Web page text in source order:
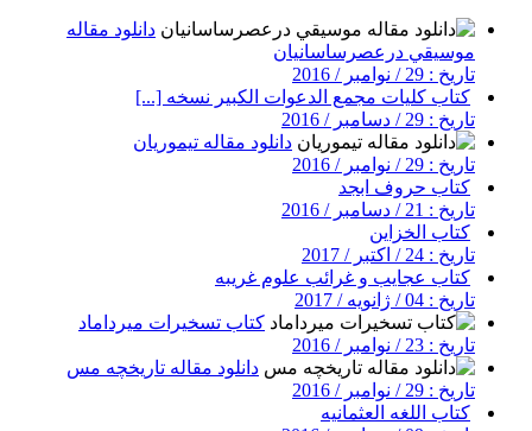
دانلود مقاله
موسيقي درعصرساسانيان
تاریخ : 29 / نوامبر / 2016
کتاب کلیات مجمع الدعوات الکبیر نسخه [...]
تاریخ : 29 / دسامبر / 2016
دانلود مقاله تیموریان
تاریخ : 29 / نوامبر / 2016
کتاب حروف ابجد
تاریخ : 21 / دسامبر / 2016
کتاب الخزاین
تاریخ : 24 / اکتبر / 2017
کتاب عجایب و غرائب علوم غریبه
تاریخ : 04 / ژانویه / 2017
کتاب تسخیرات میرداماد
تاریخ : 23 / نوامبر / 2016
دانلود مقاله تاریخچه مس
تاریخ : 29 / نوامبر / 2016
کتاب اللغه العثمانیه